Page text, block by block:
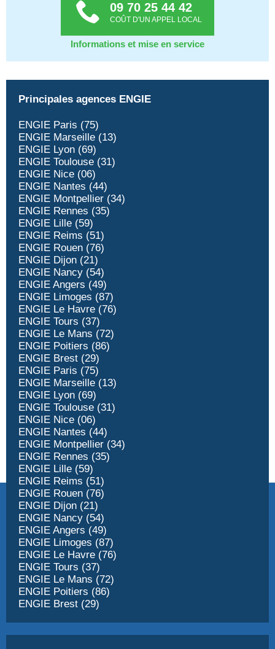
09 70 25 44 42
COÛT D'UN APPEL LOCAL
Informations et mise en service
Principales agences ENGIE
ENGIE Paris (75)
ENGIE Marseille (13)
ENGIE Lyon (69)
ENGIE Toulouse (31)
ENGIE Nice (06)
ENGIE Nantes (44)
ENGIE Montpellier (34)
ENGIE Rennes (35)
ENGIE Lille (59)
ENGIE Reims (51)
ENGIE Rouen (76)
ENGIE Dijon (21)
ENGIE Nancy (54)
ENGIE Angers (49)
ENGIE Limoges (87)
ENGIE Le Havre (76)
ENGIE Tours (37)
ENGIE Le Mans (72)
ENGIE Poitiers (86)
ENGIE Brest (29)
ENGIE Paris (75)
ENGIE Marseille (13)
ENGIE Lyon (69)
ENGIE Toulouse (31)
ENGIE Nice (06)
ENGIE Nantes (44)
ENGIE Montpellier (34)
ENGIE Rennes (35)
ENGIE Lille (59)
ENGIE Reims (51)
ENGIE Rouen (76)
ENGIE Dijon (21)
ENGIE Nancy (54)
ENGIE Angers (49)
ENGIE Limoges (87)
ENGIE Le Havre (76)
ENGIE Tours (37)
ENGIE Le Mans (72)
ENGIE Poitiers (86)
ENGIE Brest (29)